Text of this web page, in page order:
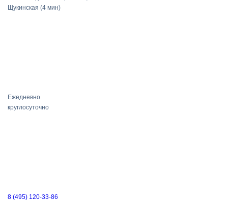
Щукинская (4 мин)
Ежедневно
круглосуточно
8 (495) 120-33-86